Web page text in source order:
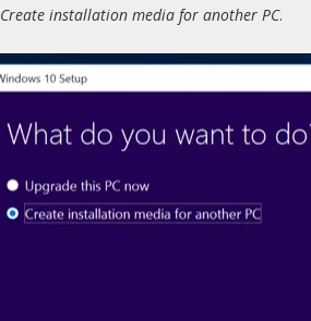
Create installation media for another PC.